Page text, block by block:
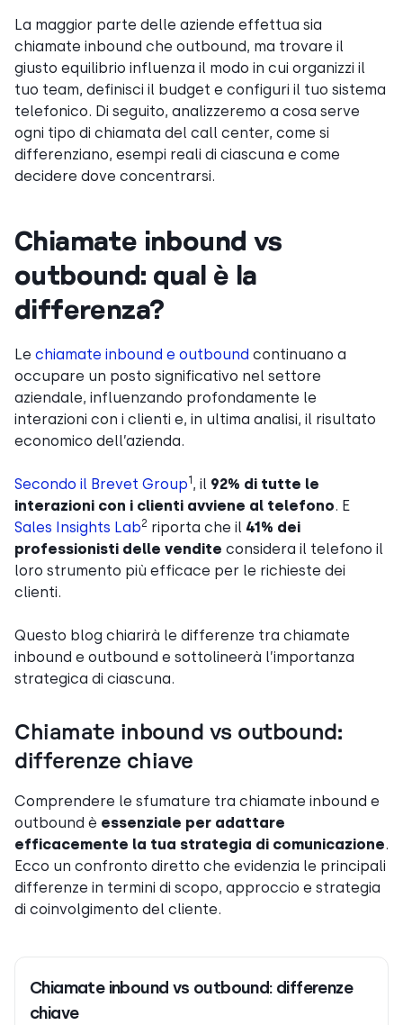
La maggior parte delle aziende effettua sia
chiamate inbound che outbound, ma trovare il
giusto equilibrio influenza il modo in cui organizzi il
tuo team, definisci il budget e configuri il tuo sistema
telefonico. Di seguito, analizzeremo a cosa serve
ogni tipo di chiamata del call center, come si
differenziano, esempi reali di ciascuna e come
decidere dove concentrarsi.
Chiamate inbound vs
outbound: qual è la
differenza?
Le chiamate inbound e outbound continuano a
occupare un posto significativo nel settore
aziendale, influenzando profondamente le
interazioni con i clienti e, in ultima analisi, il risultato
economico dell’azienda.
Secondo il Brevet Group1 , il 92% di tutte le
interazioni con i clienti avviene al telefono. E
Sales Insights Lab2 riporta che il 41% dei
professionisti delle vendite considera il telefono il
loro strumento più efficace per le richieste dei
clienti.
Questo blog chiarirà le differenze tra chiamate
inbound e outbound e sottolineerà l’importanza
strategica di ciascuna.
Chiamate inbound vs outbound:
differenze chiave
Comprendere le sfumature tra chiamate inbound e
outbound è essenziale per adattare
efficacemente la tua strategia di comunicazione.
Ecco un confronto diretto che evidenzia le principali
differenze in termini di scopo, approccio e strategia
di coinvolgimento del cliente.
Chiamate inbound vs outbound: differenze
chiave